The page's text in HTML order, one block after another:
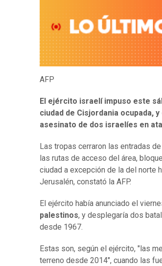
AFP
El ejército israelí impuso este
ciudad de Cisjordania ocupada,
asesinato de dos israelíes en
Las tropas cerraron las entradas
las rutas de acceso del área,
ciudad a excepción de la del norte
Jerusalén, constató la AFP.
El ejército había anunciado el
palestinos, y desplegaría dos
desde 1967.
Estas son, según el ejército, "las
terreno desde 2014", cuando las